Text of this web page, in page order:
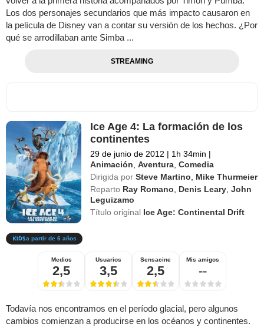
Los dos personajes secundarios que más impacto causaron en
la película de Disney van a contar su versión de los hechos. ¿Por
qué se arrodillaban ante Simba ...
STREAMING
Ice Age 4: La formación de los
continentes
29 de junio de 2012 | 1h 34min |
Animación ,Aventura ,Comedia
Dirigida por Steve Martino
Mike Thurmeier
Reparto Ray Romano Denis Leary ,John
Leguizamo
Título original Ice Age: Continental Drift
a partir de 6 años
Medios
2,5
Usuarios
3,5
Sensacine
2,5
Mis amigos
--
Todavía nos encontramos en el período glacial, pero algunos
cambios comienzan a producirse en los océanos y continentes.